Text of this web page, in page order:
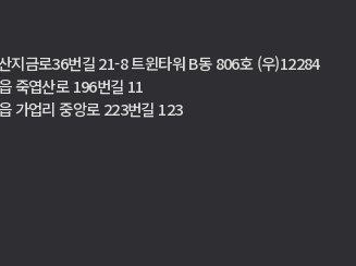
지금로36번길 21-8 트윈타워 B동 806호 (우)12284
죽엽산로 196번길 11
가업리 중앙로 223번길 123